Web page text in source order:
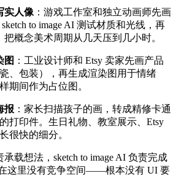
实人像 ：游戏工作室和独立动画师先画
to image AI 测试材质和光线，再
把概念美术周期从几天压到几小时。
图 ：工业设计师和 Etsy 卖家先画产品
、包装），再生成渲染图用于情绪
期间作为占位图。
报 ：家长扫描孩子的画，转成精修卡通
打印件。生日礼物、教室展示、Etsy
很快的细分。
载想法，sketch to image AI 负责完成
这里没有竞争空间——根本没有 UI 要